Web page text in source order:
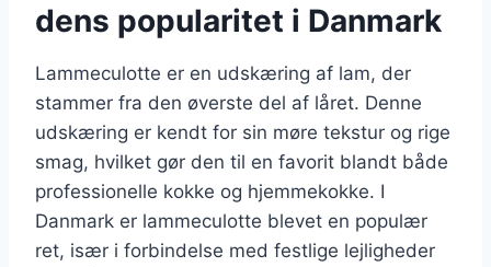
dens popularitet i Danmark
Lammeculotte er en udskæring af lam, der
stammer fra den øverste del af låret. Denne
udskæring er kendt for sin møre tekstur og rige
smag, hvilket gør den til en favorit blandt både
professionelle kokke og hjemmekokke. I
Danmark er lammeculotte blevet en populær
ret, især i forbindelse med festlige lejligheder